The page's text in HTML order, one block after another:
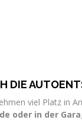
DIE
viel Platz in
oder in der